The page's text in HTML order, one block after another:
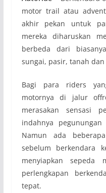
motor trail atau
akhir pekan untuk
mereka diharuskan
berbeda dari
sungai, pasir, tanah
Bagi para riders
motornya di jalur
merasakan sensasi
indahnya
Namun ada
sebelum berkendara
menyiapkan sepeda
perlengkapan
tepat.